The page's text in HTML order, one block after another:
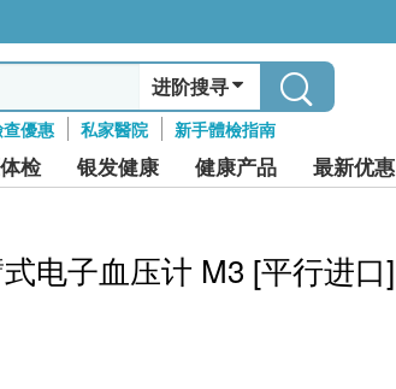
进阶搜寻
優惠 私家醫院 新手體檢指南
检 银发健康 健康产品 最新优惠
电子血压计 M3 [平行进口]